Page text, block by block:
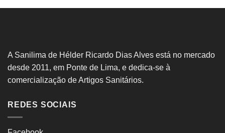
A Sanilima de Hélder Ricardo Dias Alves está no mercado
desde 2011, em Ponte de Lima, e dedica-se à
comercialização de Artigos Sanitários.
REDES SOCIAIS